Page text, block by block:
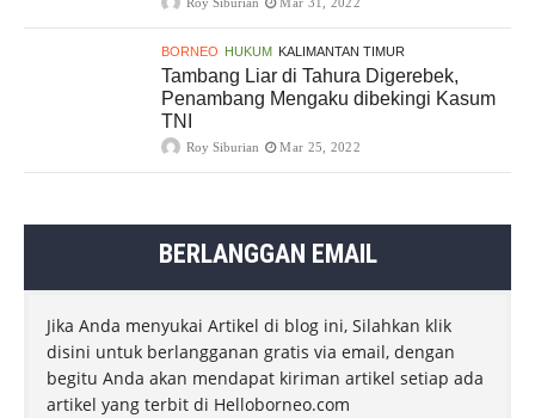
BORNEO HUKUM KALIMANTAN TIMUR
Tambang Liar di Tahura Digerebek,
Penambang Mengaku dibekingi Kasum
TNI
Roy Siburian Mar 25, 2022
BERLANGGAN EMAIL
Jika Anda menyukai Artikel di blog ini, Silahkan klik
disini untuk berlangganan gratis via email, dengan
begitu Anda akan mendapat kiriman artikel setiap ada
artikel yang terbit di Helloborneo.com